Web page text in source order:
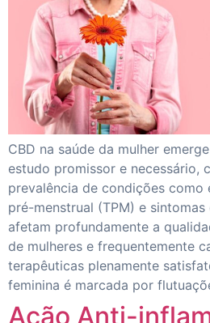
CBD na saúde da mulher
estudo promissor e necessário,
prevalência de condições como
pré-menstrual (TPM) e sintomas
afetam profundamente a
de mulheres e frequentemente
terapêuticas plenamente
feminina é marcada por
Ação Anti-